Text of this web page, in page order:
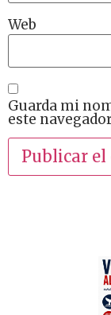
Web
Guarda mi
este